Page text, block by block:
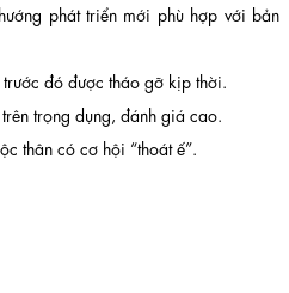
phát triển mới phù hợp với bản
đó được tháo gỡ kịp thời.
trọng dụng, đánh giá cao.
thân có cơ hội “thoát ế”.